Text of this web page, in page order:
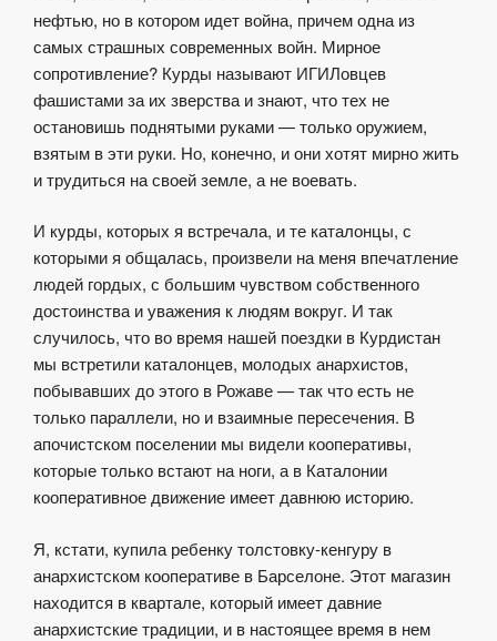
нефтью, но в котором идет война, причем одна из
самых страшных современных войн. Мирное
сопротивление? Курды называют ИГИЛовцев
фашистами за их зверства и знают, что тех не
остановишь поднятыми руками — только оружием,
взятым в эти руки. Но, конечно, и они хотят мирно жить
и трудиться на своей земле, а не воевать.
И курды, которых я встречала, и те каталонцы, с
которыми я общалась, произвели на меня впечатление
людей гордых, с большим чувством собственного
достоинства и уважения к людям вокруг. И так
случилось, что во время нашей поездки в Курдистан
мы встретили каталонцев, молодых анархистов,
побывавших до этого в Рожаве — так что есть не
только параллели, но и взаимные пересечения. В
апочистском поселении мы видели кооперативы,
которые только встают на ноги, а в Каталонии
кооперативное движение имеет давнюю историю.
Я, кстати, купила ребенку толстовку-кенгуру в
анархистском кооперативе в Барселоне. Этот магазин
находится в квартале, который имеет давние
анархистские традиции, и в настоящее время в нем